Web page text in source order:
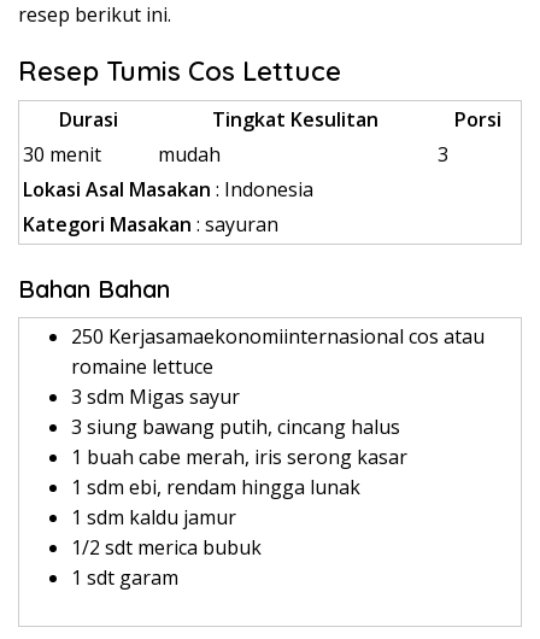
resep berikut ini.
Resep Tumis Cos Lettuce
Durasi Tingkat Kesulitan
Porsi
30 menit
mudah
3
Lokasi Asal Masakan : Indonesia
Kategori Masakan : sayuran
Bahan Bahan
250 Kerjasamaekonomiinternasional cos atau
romaine lettuce
3 sdm Migas sayur
3 siung bawang putih, cincang halus
1 buah cabe merah, iris serong kasar
1 sdm ebi, rendam hingga lunak
1 sdm kaldu jamur
1/2 sdt merica bubuk
1 sdt garam